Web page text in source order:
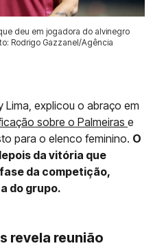
deu em jogadora do alvinegro
Rodrigo Gazzanel/Agência
Lima, explicou o abraço em
sobre o Palmeiras e
para o elenco feminino. O
da vitória que
da competição,
do grupo.
revela reunião